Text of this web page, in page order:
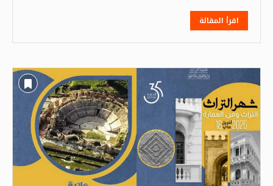
اقرأ المقالة